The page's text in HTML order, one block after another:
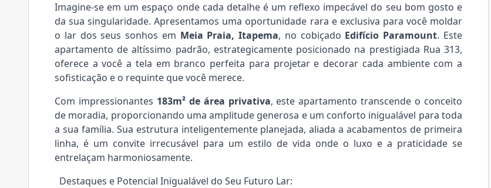
Imagine-se em um espaço onde cada detalhe é um reflexo impecável do seu bom gosto e
da sua singularidade. Apresentamos uma oportunidade rara e exclusiva para você moldar
o lar dos seus sonhos em Meia Praia, Itapema, no cobiçado Edifício Paramount. Este
apartamento de altíssimo padrão, estrategicamente posicionado na prestigiada Rua 313,
oferece a você a tela em branco perfeita para projetar e decorar cada ambiente com a
sofisticação e o requinte que você merece.
Com impressionantes 183m² de área privativa, este apartamento transcende o conceito
de moradia, proporcionando uma amplitude generosa e um conforto inigualável para toda
a sua família. Sua estrutura inteligentemente planejada, aliada a acabamentos de primeira
linha, é um convite irrecusável para um estilo de vida onde o luxo e a praticidade se
entrelaçam harmoniosamente.
Destaques e Potencial Inigualável do Seu Futuro Lar: